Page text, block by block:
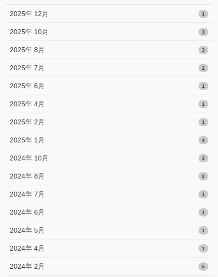
2025年 12月 1
2025年 10月 3
2025年 8月 3
2025年 7月 2
2025年 6月 1
2025年 4月 1
2025年 2月 1
2025年 1月 4
2024年 10月 3
2024年 8月 2
2024年 7月 1
2024年 6月 1
2024年 5月 1
2024年 4月 1
2024年 2月 5